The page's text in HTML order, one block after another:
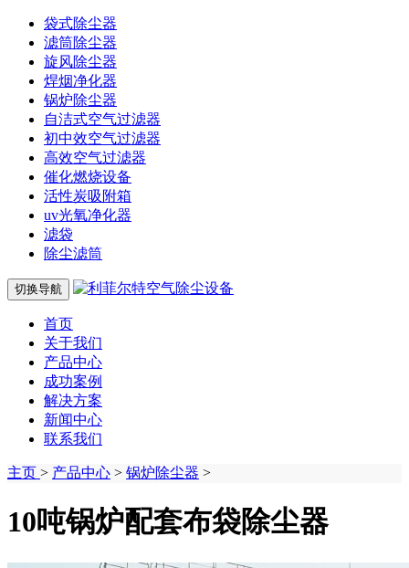
袋式除尘器
滤筒除尘器
旋风除尘器
焊烟净化器
锅炉除尘器
自洁式空气过滤器
初中效空气过滤器
高效空气过滤器
催化燃烧设备
活性炭吸附箱
uv光氧净化器
滤袋
除尘滤筒
切换导航
首页
关于我们
产品中心
成功案例
解决方案
新闻中心
联系我们
主页 > 产品中心 > 锅炉除尘器 >
10吨锅炉配套布袋除尘器